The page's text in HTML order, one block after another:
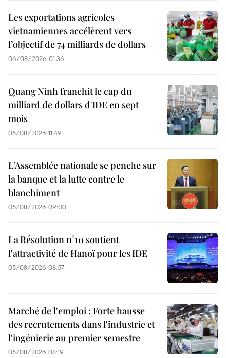
Les exportations agricoles
vietnamiennes accélèrent vers
l’objectif de 74 milliards de dollars
06/08/2026 01:36
Quang Ninh franchit le cap du
milliard de dollars d'IDE en sept
mois
05/08/2026 11:49
L’Assemblée nationale se penche sur
la banque et la lutte contre le
blanchiment
05/08/2026 09:00
La Résolution n°10 soutient
l'attractivité de Hanoï pour les IDE
05/08/2026 08:57
Marché de l'emploi : Forte hausse
des recrutements dans l'industrie et
l'ingénierie au premier semestre
05/08/2026 08:19